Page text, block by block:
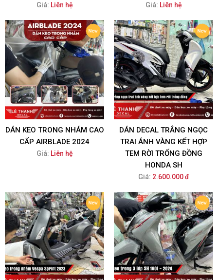
Giá: Liên hệ Giá: Liên hệ
DÁN KEO TRONG NHÁM CAO
CẤP AIRBLADE 2024
Giá: Liên hệ
DÁN DECAL TRẮNG NGỌC
TRAI ÁNH VÀNG KẾT HỢP
TEM RỜI TRỐNG ĐỒNG
HONDA SH
Giá: 2.600.000 đ